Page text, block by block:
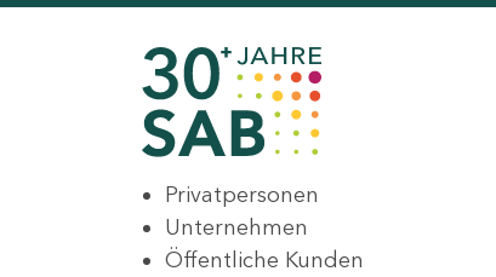
Privatpersonen
Unternehmen
Öffentliche Kunden